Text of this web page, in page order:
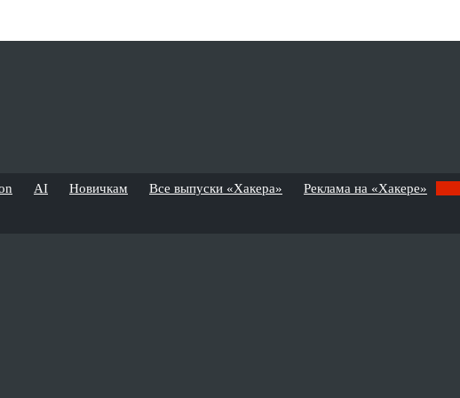
AI Новичкам Все выпуски «Хакера» Реклама на «Хакере»